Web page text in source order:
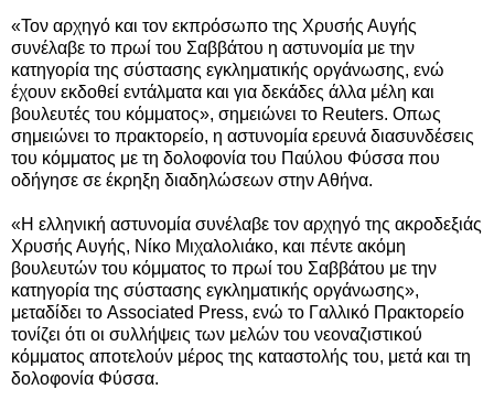
«Τον αρχηγό και τον εκπρόσωπο της Χρυσής Αυγής
συνέλαβε το πρωί του Σαββάτου η αστυνομία με την
κατηγορία της σύστασης εγκληματικής οργάνωσης, ενώ
έχουν εκδοθεί εντάλματα και για δεκάδες άλλα μέλη και
βουλευτές του κόμματος», σημειώνει το Reuters. Οπως
σημειώνει το πρακτορείο, η αστυνομία ερευνά διασυνδέσεις
του κόμματος με τη δολοφονία του Παύλου Φύσσα που
οδήγησε σε έκρηξη διαδηλώσεων στην Αθήνα.
«Η ελληνική αστυνομία συνέλαβε τον αρχηγό της ακροδεξιάς
Χρυσής Αυγής, Νίκο Μιχαλολιάκο, και πέντε ακόμη
βουλευτών του κόμματος το πρωί του Σαββάτου με την
κατηγορία της σύστασης εγκληματικής οργάνωσης»,
μεταδίδει το Associated Press, ενώ το Γαλλικό Πρακτορείο
τονίζει ότι οι συλλήψεις των μελών του νεοναζιστικού
κόμματος αποτελούν μέρος της καταστολής του, μετά και τη
δολοφονία Φύσσα.